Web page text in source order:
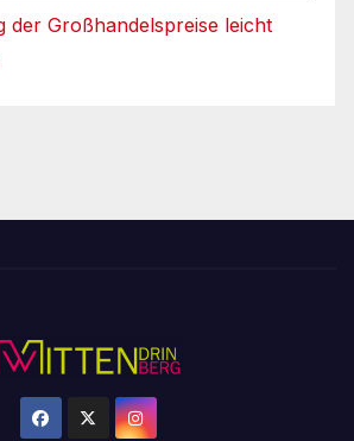
der Großhandelspreise leicht